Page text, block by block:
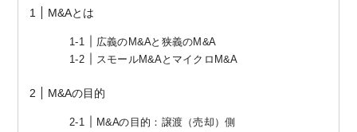
M&A専門家の方へ
M&Aとは
広義のM&Aと狭義のM&A
スモールM&AとマイクロM&A
M&Aの目的
M&Aの目的：譲渡（売却）側